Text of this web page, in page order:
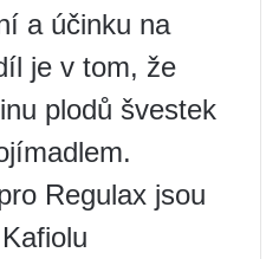
a účinku na
je v tom, že
plodů švestek
Regulax jsou